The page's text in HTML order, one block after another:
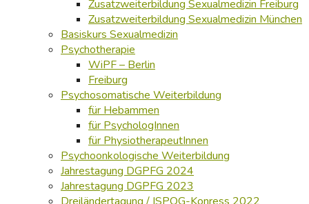
Zusatzweiterbildung Sexualmedizin Freiburg
Zusatzweiterbildung Sexualmedizin München
Basiskurs Sexualmedizin
Psychotherapie
WiPF – Berlin
Freiburg
Psychosomatische Weiterbildung
für Hebammen
für PsychologInnen
für PhysiotherapeutInnen
Psychoonkologische Weiterbildung
Jahrestagung DGPFG 2024
Jahrestagung DGPFG 2023